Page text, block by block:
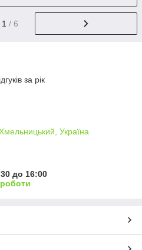
1 / 6
за рік
Україна
до 16:00